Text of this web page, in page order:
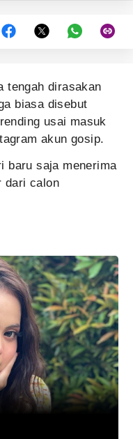
tengah dirasakan
biasa disebut
usai masuk
akun gosip.
baru saja menerima
dari calon